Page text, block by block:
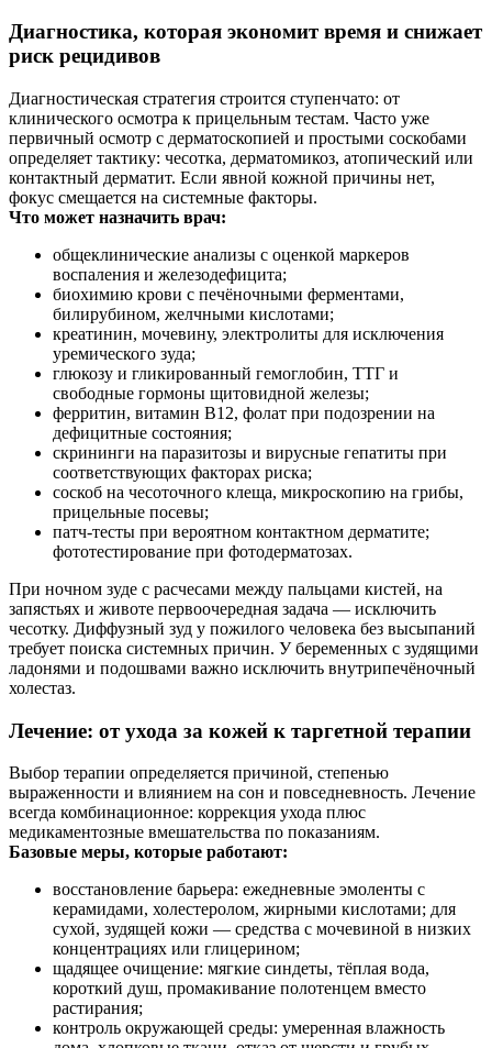
Диагностика, которая экономит время и снижает
риск рецидивов
Диагностическая стратегия строится ступенчато: от
клинического осмотра к прицельным тестам. Часто уже
первичный осмотр с дерматоскопией и простыми соскобами
определяет тактику: чесотка, дерматомикоз, атопический или
контактный дерматит. Если явной кожной причины нет,
фокус смещается на системные факторы.
Что может назначить врач:
общеклинические анализы с оценкой маркеров
воспаления и железодефицита;
биохимию крови с печёночными ферментами,
билирубином, желчными кислотами;
креатинин, мочевину, электролиты для исключения
уремического зуда;
глюкозу и гликированный гемоглобин, ТТГ и
свободные гормоны щитовидной железы;
ферритин, витамин B12, фолат при подозрении на
дефицитные состояния;
скрининги на паразитозы и вирусные гепатиты при
соответствующих факторах риска;
соскоб на чесоточного клеща, микроскопию на грибы,
прицельные посевы;
патч‑тесты при вероятном контактном дерматите;
фототестирование при фотодерматозах.
При ночном зуде с расчесами между пальцами кистей, на
запястьях и животе первоочередная задача — исключить
чесотку. Диффузный зуд у пожилого человека без высыпаний
требует поиска системных причин. У беременных с зудящими
ладонями и подошвами важно исключить внутрипечёночный
холестаз.
Лечение: от ухода за кожей к таргетной терапии
Выбор терапии определяется причиной, степенью
выраженности и влиянием на сон и повседневность. Лечение
всегда комбинационное: коррекция ухода плюс
медикаментозные вмешательства по показаниям.
Базовые меры, которые работают:
восстановление барьера: ежедневные эмоленты с
керамидами, холестеролом, жирными кислотами; для
сухой, зудящей кожи — средства с мочевиной в низких
концентрациях или глицерином;
щадящее очищение: мягкие синдеты, тёплая вода,
короткий душ, промакивание полотенцем вместо
растирания;
контроль окружающей среды: умеренная влажность